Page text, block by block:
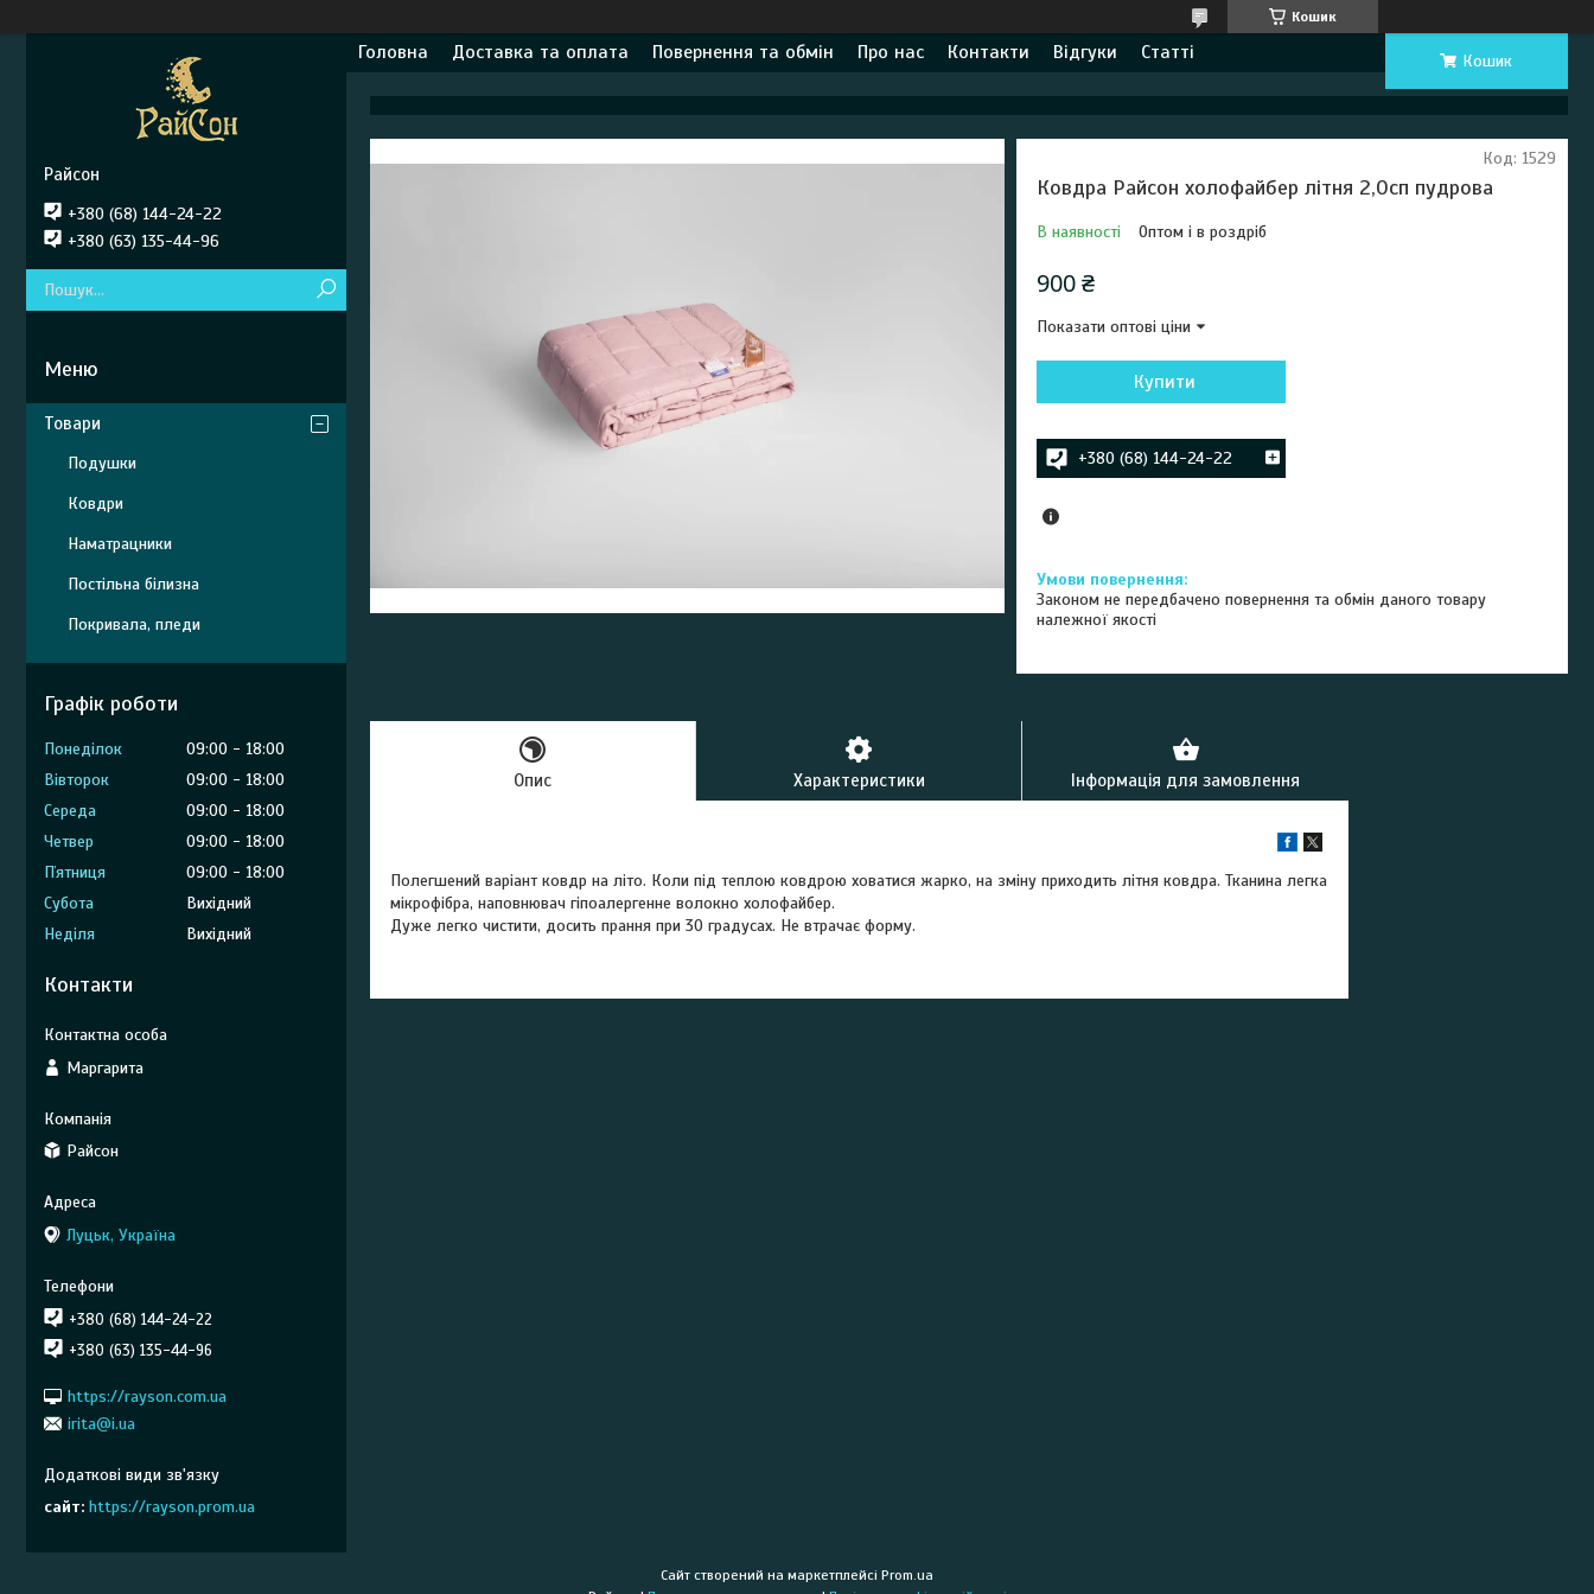
Кошик
Головна Доставка та оплата Повернення та обмін Про нас Контакти Відгуки Статті Кошик
Ковдра Райсон холофайбер літня 2,0сп пудрова
В наявності Оптом і в роздріб
Код: 1529
900 ₴
Показати оптові ціни
Купити
+380 (68) 144-24-22
Законом не передбачено повернення та обмін даного товару
належної якості
Опис Характеристики Інформація для замовлення
Полегшений варіант ковдр на літо. Коли під теплою ковдрою ховатися жарко, на зміну приходить літня ковдра. Тканина легка
мікрофібра, наповнювач гіпоалергенне волокно холофайбер.
Дуже легко чистити, досить прання при 30 градусах. Не втрачає форму.
Райсон
+380 (68) 144-24-22
+380 (63) 135-44-96
Товари
Подушки
Ковдри
Наматрацники
Постільна білизна
Покривала, пледи
Графік роботи
Понеділок 09:00
18:00
Вівторок
09:00
18:00
Середа
09:00
18:00
Четвер
09:00
18:00
Пʼятниця
09:00
18:00
Субота
Вихідний
Неділя
Вихідний
Контакти
Маргарита
Райсон
Луцьк, Україна
+380 (68) 144-24-22
+380 (63) 135-44-96
https://rayson.com.ua
irita@i.ua
сайт https://rayson.prom.ua
Сайт створений на маркетплейсі Prom.ua